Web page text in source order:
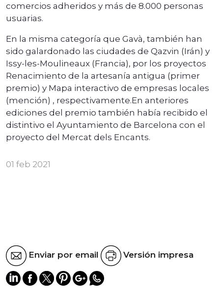
comercios adheridos y más de 8.000 personas
usuarias.
En la misma categoría que Gavà, también han
sido galardonado las ciudades de Qazvin (Irán) y
Issy-les-Moulineaux (Francia), por los proyectos
Renacimiento de la artesanía antigua (primer
premio) y Mapa interactivo de empresas locales
(mención) , respectivamente.En anteriores
ediciones del premio también había recibido el
distintivo el Ayuntamiento de Barcelona con el
proyecto del Mercat dels Encants.
01 feb 2021
Enviar por email Versión impresa